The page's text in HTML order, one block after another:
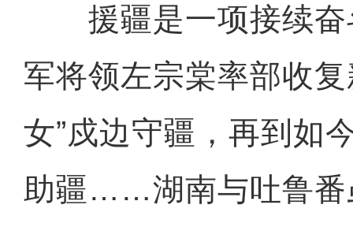
援疆是一项接续奋
军将领左宗棠率部收
女”戍边守疆，再到如
助疆……湖南与吐鲁番